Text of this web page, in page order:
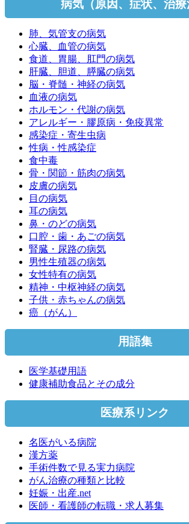
病気（原因、症状、治療
肺、気管支の病気
心臓、血管の病気
食道、胃腸、肛門の病気
肝臓、胆道、膵臓の病気
脳・脊髄・神経の病気
血液の病気
ホルモン・代謝の病気
アレルギー・膠原病・免疫異常
感染症・寄生虫病
性病・性感染症
食中毒
骨・関節・筋肉の病気
皮膚の病気
目の病気
耳の病気
鼻・のどの病気
口腔・歯・あごの病気
腎臓・尿路の病気
男性生殖器の病気
女性特有の病気
精神・中枢神経の病気
子供・赤ちゃんの病気
癌（がん）
用語集
医学基礎用語
健康補助食品とその成分
医療系リンク
名医がいる病院
漢方薬
手術件数で見る実力病院
がん治療の種類と比較
妊娠・出産.net
医師・看護師の転職・求人募集